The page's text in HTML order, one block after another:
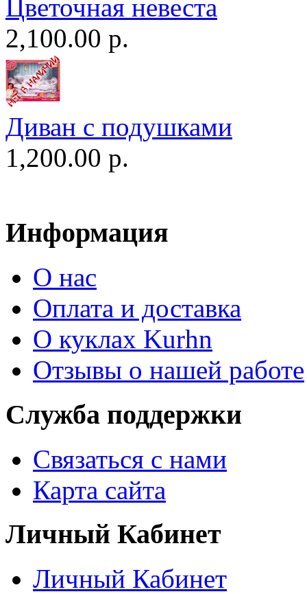
Цветочная невеста
2,100.00 р.
Диван c подушками
1,200.00 р.
Информация
О нас
Оплата и доставка
О куклах Kurhn
Отзывы о нашей работе
Служба поддержки
Связаться с нами
Карта сайта
Личный Кабинет
Личный Кабинет